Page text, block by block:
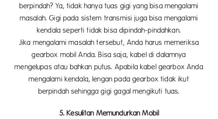
berpindah? Ya, tidak hanya tuas gigi yang bisa mengalami
masalah. Gigi pada sistem transmisi juga bisa mengalami
kendala seperti tidak bisa dipindah-pindahkan.
Jika mengalami masalah tersebut, Anda harus memeriksa
gearbox mobil Anda. Bisa saja, kabel di dalamnya
mengelupas atau bahkan putus. Apabila kabel gearbox Anda
mengalami kendala, lengan pada gearbox tidak ikut
berpindah sehingga gigi gagal mengikuti tuas.
5. Kesulitan Memundurkan Mobil